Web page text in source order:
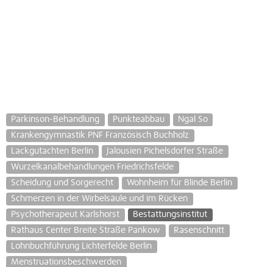
Parkinson-Behandlung Punkteabbau
Ngal So
Krankengymnastik PNF Französisch Buchholz
Lackgutachten Berlin
Jalousien Pichelsdorfer Straße
Wurzelkanalbehandlungen Friedrichsfelde
Scheidung und Sorgerecht
Wohnheim für Blinde Berlin
Schmerzen in der Wirbelsäule und im Rücken
Psychotherapeut Karlshorst
Bestattungsinstitut
Rathaus Center Breite Straße Pankow
Rasenschnitt
Lohnbuchführung Lichterfelde Berlin
Menstruationsbeschwerden